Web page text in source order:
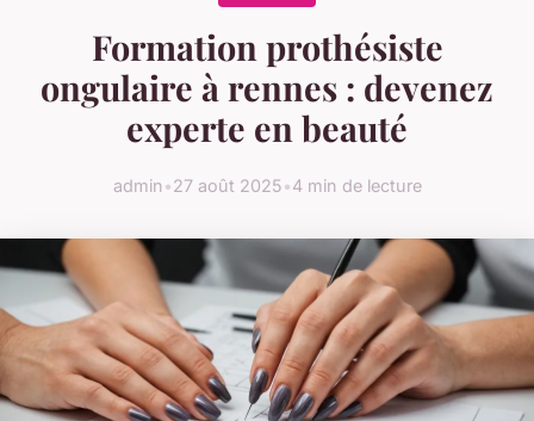
Formation prothésiste
ongulaire à rennes : devenez
experte en beauté
admin•27 août 2025•4 min de lecture